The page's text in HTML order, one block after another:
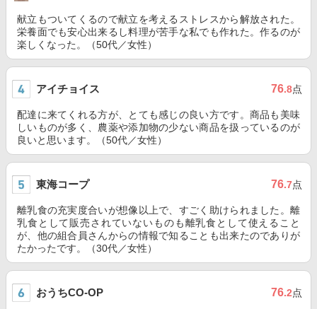
献立もついてくるので献立を考えるストレスから解放された。
栄養面でも安心出来るし料理が苦手な私でも作れた。作るのが
楽しくなった。（50代／女性）
アイチョイス 76.8点
配達に来てくれる方が、とても感じの良い方です。商品も美味
しいものが多く、農薬や添加物の少ない商品を扱っているのが
良いと思います。（50代／女性）
東海コープ 76.7点
離乳食の充実度合いが想像以上で、すごく助けられました。離
乳食として販売されていないものも離乳食として使えること
が、他の組合員さんからの情報で知ることも出来たのでありが
たかったです。（30代／女性）
おうちCO-OP 76.2点